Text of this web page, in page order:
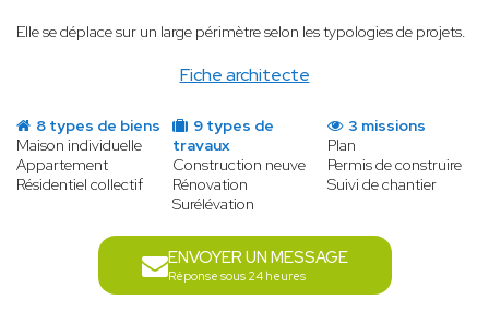
Fiche architecte
Elle se déplace sur un large périmètre selon les typologies de projets.
8 types de biens
Maison individuelle
Appartement
Résidentiel collectif
9 types de
travaux
Construction neuve
Rénovation
Surélévation
3 missions
Plan
Permis de construire
Suivi de chantier
ENVOYER UN MESSAGE
Réponse sous 24 heures